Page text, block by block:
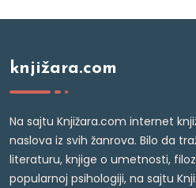
knjižara.com
Na sajtu Knjižara.com internet
naslova iz svih žanrova. Bilo da
literaturu, knjige o umetnosti,
popularnoj psihologiji, na sajtu